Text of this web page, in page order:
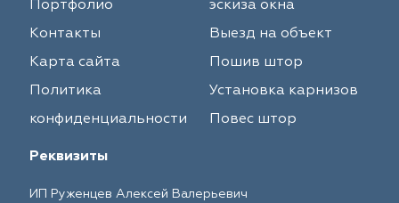
Портфолио
Контакты
Карта сайта
Политика
конфиденциальности
эскиза окна
Выезд на объект
Пошив штор
Установка карнизов
Повес штор
Реквизиты
ИП Руженцев Алексей Валерьевич